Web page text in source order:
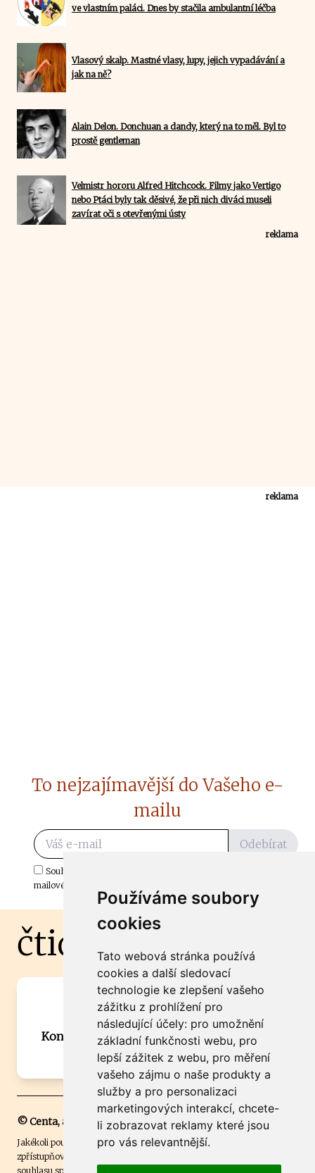
Používáme soubory
cookies
Tato webová stránka používá
cookies a další sledovací
technologie ke zlepšení vašeho
zážitku z prohlížení pro
následující účely: pro umožnění
základní funkčnosti webu, pro
lepší zážitek z webu, pro měření
vašeho zájmu o naše produkty a
služby a pro personalizaci
marketingových interakcí, chcete-
li zobrazovat reklamy které jsou
pro vás relevantnější.
ve vlastním paláci. Dnes by stačila ambulantní léčba
Vlasový skalp. Mastné vlasy, lupy, jejich vypadávání a
jak na ně?
Alain Delon. Donchuan a dandy, který na to měl. Byl to
prostě gentleman
Velmistr hororu Alfred Hitchcock. Filmy jako Vertigo
nebo Ptáci byly tak děsivé, že při nich diváci museli
zavírat oči s otevřenými ústy
reklama
reklama
To nejzajímavější do Vašeho e-
mailu
Odebírat
Souhlasím s odběrem důležitých zpráv ze ČtiDoma.cz do mé e-
mailové schránky.
čtidoma.cz
Máte zajímavou informaci? Chcete
spolupracovat?
Kontaktujte šéfredaktora Martina Chalupu:
chalupa@ctidoma.cz
© Centa, a.s.
Jakékoli použití obsahu včetně převzetí, šíření či dalšího užití a
zpřístupňování textových či obrazových materiálů bez písemného
souhlasu společnosti Centa,a.s. je zakázáno. Čtenář svým přihlášením